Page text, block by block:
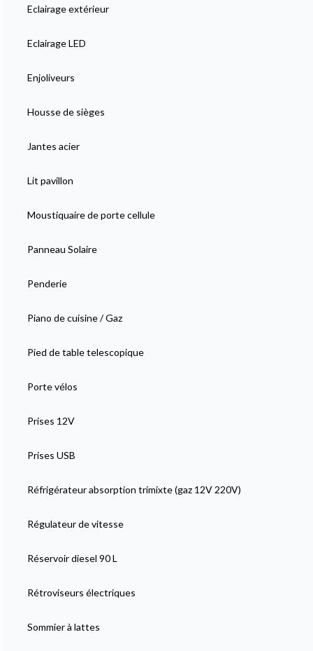
Eclairage extérieur
Eclairage LED
Enjoliveurs
Housse de sièges
Jantes acier
Lit pavillon
Moustiquaire de porte cellule
Panneau Solaire
Penderie
Piano de cuisine / Gaz
Pied de table telescopique
Porte vélos
Prises 12V
Prises USB
Réfrigérateur absorption trimixte (gaz 12V 220V)
Régulateur de vitesse
Réservoir diesel 90 L
Rétroviseurs électriques
Sommier à lattes